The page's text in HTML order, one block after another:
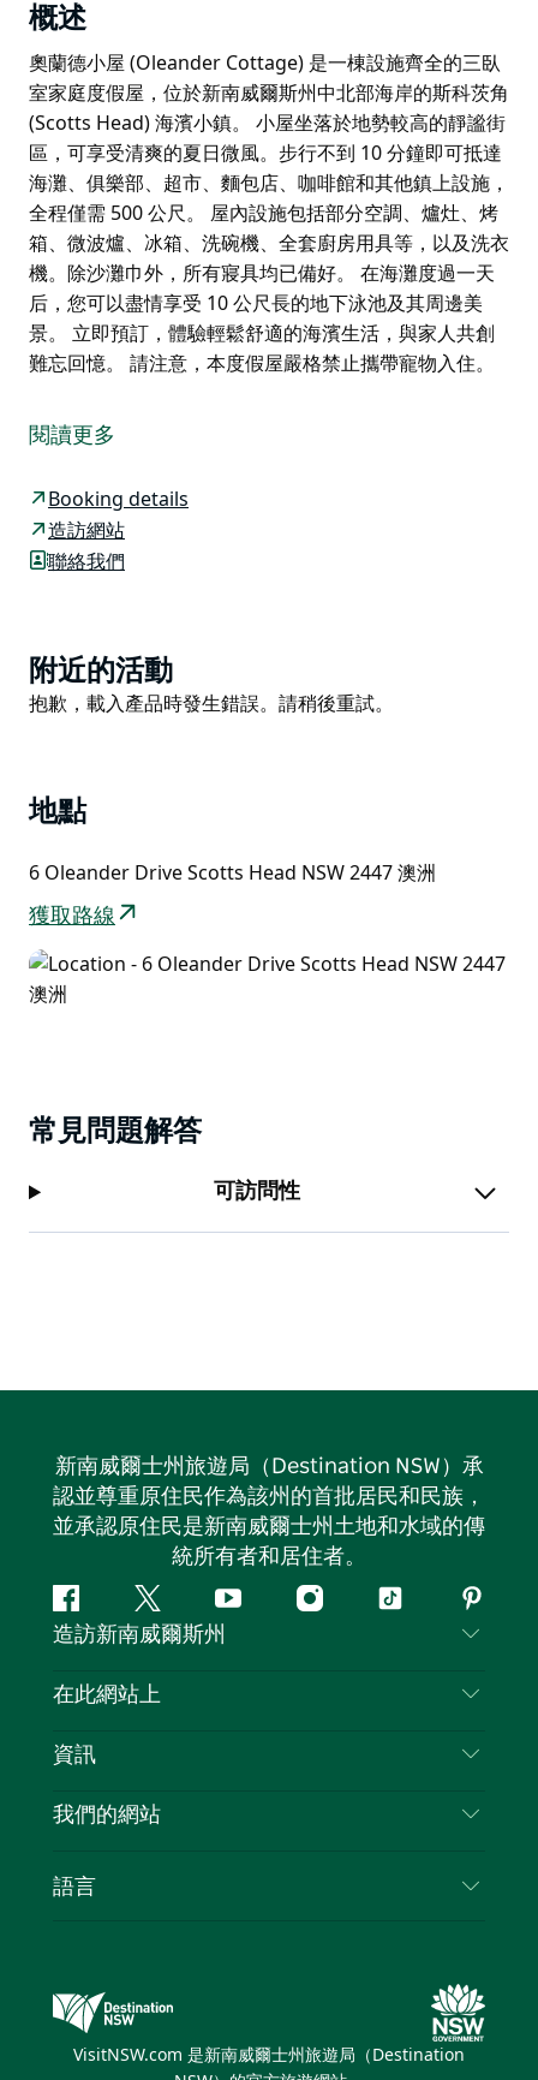
概述
奧蘭德小屋 (Oleander Cottage) 是一棟設施齊全的三臥
室家庭度假屋，位於新南威爾斯州中北部海岸的斯科茨角
(Scotts Head) 海濱小鎮。 小屋坐落於地勢較高的靜謐街
區，可享受清爽的夏日微風。步行不到 10 分鐘即可抵達
海灘、俱樂部、超市、麵包店、咖啡館和其他鎮上設施，
全程僅需 500 公尺。 屋內設施包括部分空調、爐灶、烤
箱、微波爐、冰箱、洗碗機、全套廚房用具等，以及洗衣
機。除沙灘巾外，所有寢具均已備好。 在海灘度過一天
后，您可以盡情享受 10 公尺長的地下泳池及其周邊美
景。 立即預訂，體驗輕鬆舒適的海濱生活，與家人共創
難忘回憶。 請注意，本度假屋嚴格禁止攜帶寵物入住。
室家庭度假屋，位於新南威爾斯州中北部海岸的斯科茨角
(Scotts Head) 海濱小鎮。
小屋坐落於地勢較高的靜謐街區，可享受清爽的夏日微
風。步行不到 10 分鐘即可抵達海灘、俱樂部、超市、麵
包店、咖啡館和其他鎮上設施，全程僅需 500 公尺。
寢具均已備好。
在海灘度過一天后，您可以盡情享受 10 公尺長的地下泳
憶。
閱讀更多
Booking details
造訪網站
聯絡我們
Product
List
附近的活動
Product
抱歉，載入產品時發生錯誤。請稍後重試。
地點
6 Oleander Drive Scotts Head NSW 2447 澳洲
獲取路線
常見問題解答
可訪問性
新南威爾士州旅遊局（Destination NSW）承
認並尊重原住民作為該州的首批居民和民族，
並承認原住民是新南威爾士州土地和水域的傳
統所有者和居住者。
Facebook嘰
嘰
喳
Youtube Instagram
抖
造訪新南威爾斯州
聯絡我們
隱私
Cookie 通知
在此網站上
目的地
新南威爾斯州公路旅行
活動
資訊
旅行資訊
新南威爾斯的商業
我們的網站
新南威爾士州旅遊局（Destination NSW）媒體中
語言
VisitNSW.com 是新南威爾士州旅遊局（Destination